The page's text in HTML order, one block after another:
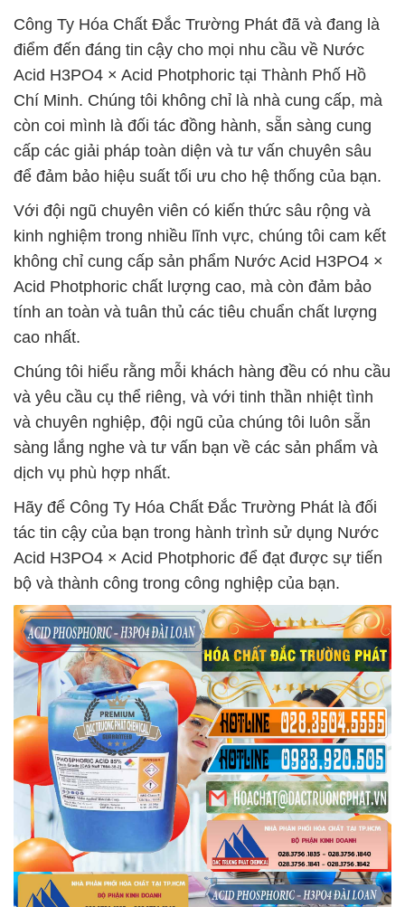
Công Ty Hóa Chất Đắc Trường Phát đã và đang là
điểm đến đáng tin cậy cho mọi nhu cầu về Nước
Acid H3PO4 × Acid Photphoric tại Thành Phố Hồ
Chí Minh. Chúng tôi không chỉ là nhà cung cấp, mà
còn coi mình là đối tác đồng hành, sẵn sàng cung
cấp các giải pháp toàn diện và tư vấn chuyên sâu
để đảm bảo hiệu suất tối ưu cho hệ thống của bạn.
Với đội ngũ chuyên viên có kiến thức sâu rộng và
kinh nghiệm trong nhiều lĩnh vực, chúng tôi cam kết
không chỉ cung cấp sản phẩm Nước Acid H3PO4 ×
Acid Photphoric chất lượng cao, mà còn đảm bảo
tính an toàn và tuân thủ các tiêu chuẩn chất lượng
cao nhất.
Chúng tôi hiểu rằng mỗi khách hàng đều có nhu cầu
và yêu cầu cụ thể riêng, và với tinh thần nhiệt tình
và chuyên nghiệp, đội ngũ của chúng tôi luôn sẵn
sàng lắng nghe và tư vấn bạn về các sản phẩm và
dịch vụ phù hợp nhất.
Hãy để Công Ty Hóa Chất Đắc Trường Phát là đối
tác tin cậy của bạn trong hành trình sử dụng Nước
Acid H3PO4 × Acid Photphoric để đạt được sự tiến
bộ và thành công trong công nghiệp của bạn.